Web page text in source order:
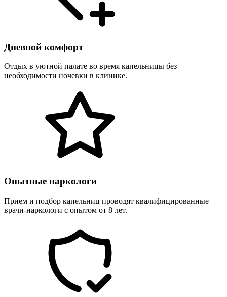
Дневной комфорт
Отдых в уютной палате во время капельницы без
необходимости ночевки в клинике.
Опытные наркологи
Прием и подбор капельниц проводят квалифицированные
врачи-наркологи с опытом от 8 лет.